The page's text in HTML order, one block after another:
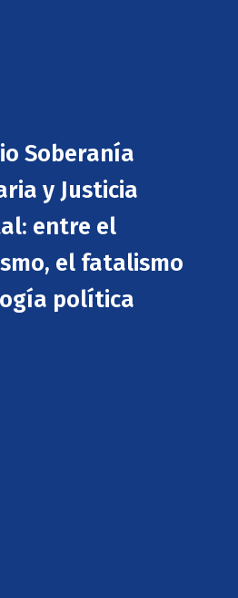
Soberanía
y Justicia
entre el
el fatalismo
política